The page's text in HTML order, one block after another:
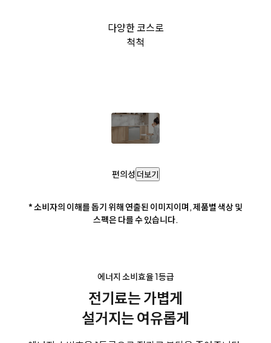
다양한 코스로
척척
편의성 더보기
* 소비자의 이해를 돕기 위해 연출된 이미지이며, 제품별 색상 및
스펙은 다를 수 있습니다.
에너지 소비효율 1등급
전기료는 가볍게
설거지는 여유롭게